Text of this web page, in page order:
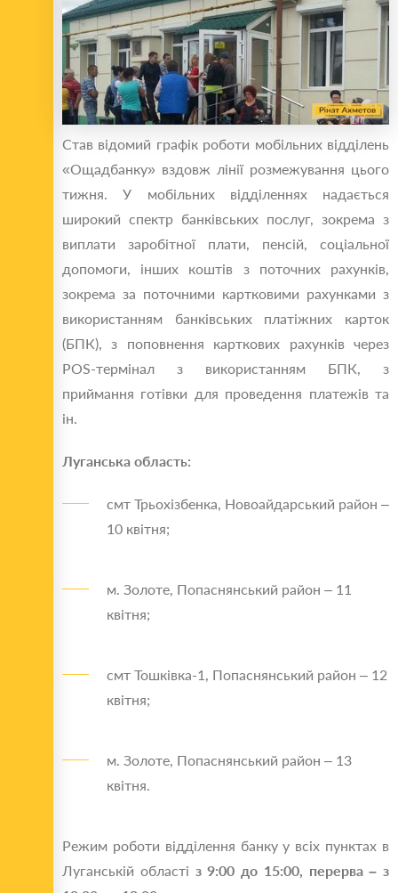
Став відомий графік роботи мобільних відділень
«Ощадбанку» вздовж лінії розмежування цього
тижня. У мобільних відділеннях надається
широкий спектр банківських послуг, зокрема з
виплати заробітної плати, пенсій, соціальної
допомоги, інших коштів з поточних рахунків,
зокрема за поточними картковими рахунками з
використанням банківських платіжних карток
(БПК), з поповнення карткових рахунків через
POS-термінал з використанням БПК, з
приймання готівки для проведення платежів та
ін.
Луганська область:
смт Трьохізбенка, Новоайдарський район –
10 квітня;
м. Золоте, Попаснянський район – 11
квітня;
смт Тошківка-1, Попаснянський район – 12
квітня;
м. Золоте, Попаснянський район – 13
квітня.
Режим роботи відділення банку у всіх пунктах в
Луганській області з 9:00 до 15:00, перерва – з